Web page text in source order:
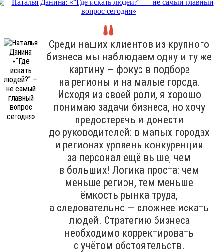
Среди наших клиентов из крупного
бизнеса мы наблюдаем одну и ту же
картину — фокус в подборе
на регионы и на малые города.
Исходя из своей роли, я хорошо
понимаю задачи бизнеса, но хочу
предостеречь и донести
до руководителей: в малых городах
и регионах уровень конкуренции
за персонал ещё выше, чем
в больших! Логика проста: чем
меньше регион, тем меньше
ёмкость рынка труда,
а следовательно — сложнее искать
людей. Стратегию бизнеса
необходимо корректировать
с учётом обстоятельств.